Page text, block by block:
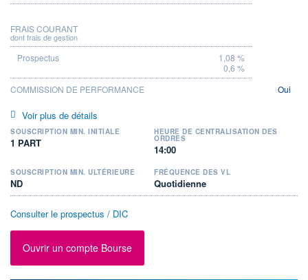
FRAIS COURANT
dont frais de gestion
1,08 %
0,6 %
COMMISSION DE PERFORMANCE
Oui
Voir plus de détails
SOUSCRIPTION MIN. INITIALE
1 PART
HEURE DE CENTRALISATION DES
ORDRES
14:00
SOUSCRIPTION MIN. ULTÉRIEURE
ND
FRÉQUENCE DES VL
Quotidienne
Consulter le prospectus / DIC
Ouvrir un compte Bourse